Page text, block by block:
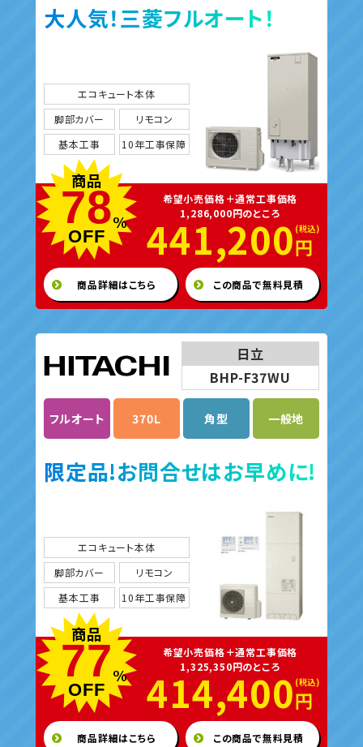
大人気！三菱フルオート！
エコキュート本体
脚部カバー
リモコン
基本工事
10年工事保障
商品
78%
OFF
希望小売価格＋通常工事価格
1,286,000円のところ
441,200円
商品詳細はこちら この商品で無料見積
日立
BHP-F37WU
フルオート 370L 角型 一般地
限定品!お問合せはお早めに!
エコキュート本体
脚部カバー
リモコン
基本工事
10年工事保障
商品
77%
OFF
希望小売価格＋通常工事価格
1,325,350円のところ
414,400円
商品詳細はこちら この商品で無料見積